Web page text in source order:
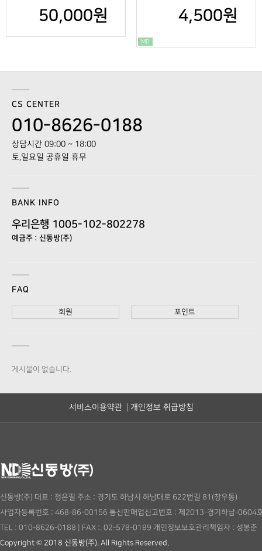
100매
50,000원
150매
4,500원
MD
CS CENTER
010-8626-0188
상담시간 09:00 ~ 18:00
토,일요일 공휴일 휴무
BANK INFO
우리은행 1005-102-802278
예금주 : 신동방(주)
FAQ
회원 포인트
게시물이 없습니다.
서비스이용약관 개인정보 취급방침
신동방(주) 대표 : 정은필 주소 : 경기도 하남시 하남대로 622번길 81(창우동)
사업자등록번호 : 468-86-00156 통신판매업신고번호 : 제2013-경기하남-0604
TEL : 010-8626-0188
FAX :. 02-578-0189 개인정보보호관리책임자 : 성봉준
Copyright © 2018 신동방(주). All Rights Reserved.